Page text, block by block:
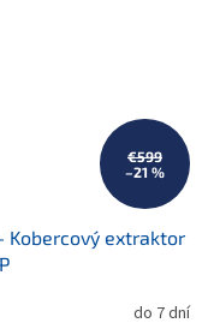
€599
–21 %
Kobercový extraktor
do 7 dní